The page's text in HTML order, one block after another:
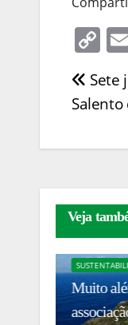
C
p
y
Li
de
Post
Sete
Veja
BLOG
TRADIÇÕES
Histórias
no